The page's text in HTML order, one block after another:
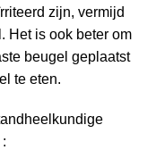
zijn, vermijd
. Het is ook beter om
beugel geplaatst
te eten.